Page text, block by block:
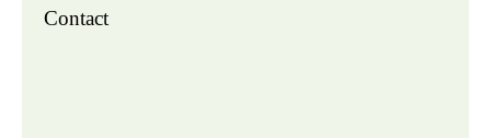
Contact